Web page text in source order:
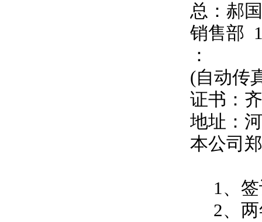
总：郝
销售部
：
(自动传
证书：
地址：
本公司
1、签
2、两